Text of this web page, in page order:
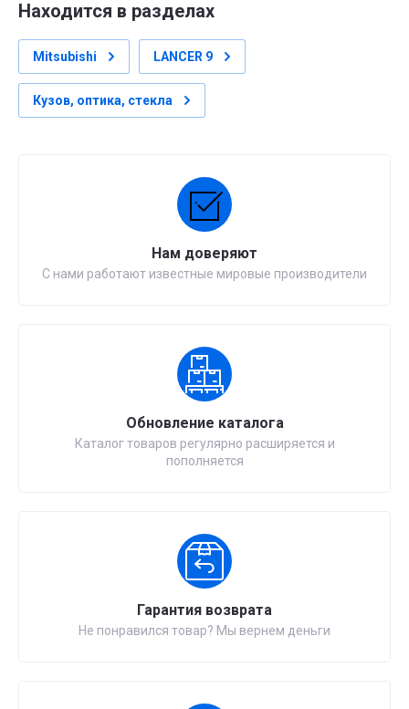
Находится в разделах
Mitsubishi LANCER 9
Кузов, оптика, стекла
Нам доверяют
С нами работают известные мировые производители
Обновление каталога
Каталог товаров регулярно расширяется и
пополняется
Гарантия возврата
Не понравился товар? Мы вернем деньги